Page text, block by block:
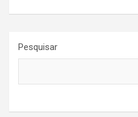
Pesquisar